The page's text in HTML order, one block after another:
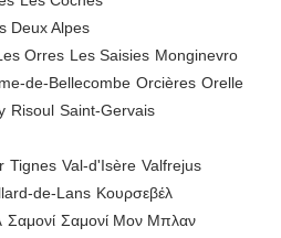
Deux Alpes
Orres Les Saisies Monginevro
de-Bellecombe Orcières Orelle
Risoul Saint-Gervais
Tignes Val-d'Isère Valfrejus
de-Lans Κουρσεβέλ
Σαμονί Σαμονί Μον Μπλαν